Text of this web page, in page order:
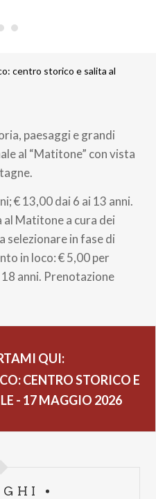
centro storico e salita al
paesaggi e grandi
al “Matitone” con vista
€ 13,00 dai 6 ai 13 anni.
Matitone a cura dei
selezionare in fase di
in loco: € 5,00 per
anni. Prenotazione
QUI:
CENTRO STORICO E
- 17 MAGGIO 2026